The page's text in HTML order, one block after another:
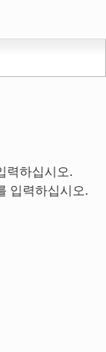
력하십시오.
입력하십시오.